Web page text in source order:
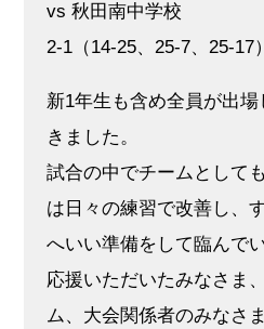
vs 秋田南中学校
2-1（14-25、25-7、25-17
新1年生も含め全員が出
きました。
試合の中でチームとして
は日々の練習で改善し、
へいい準備をして臨んでい
応援いただいたみなさま
ム、大会関係者のみなさ